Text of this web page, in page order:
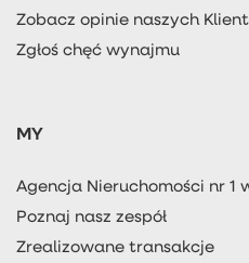
Zobacz opinie naszych
Zgłoś chęć wynajmu
MY
Agencja Nieruchomości nr 1
Poznaj nasz zespół
Zrealizowane transakcje